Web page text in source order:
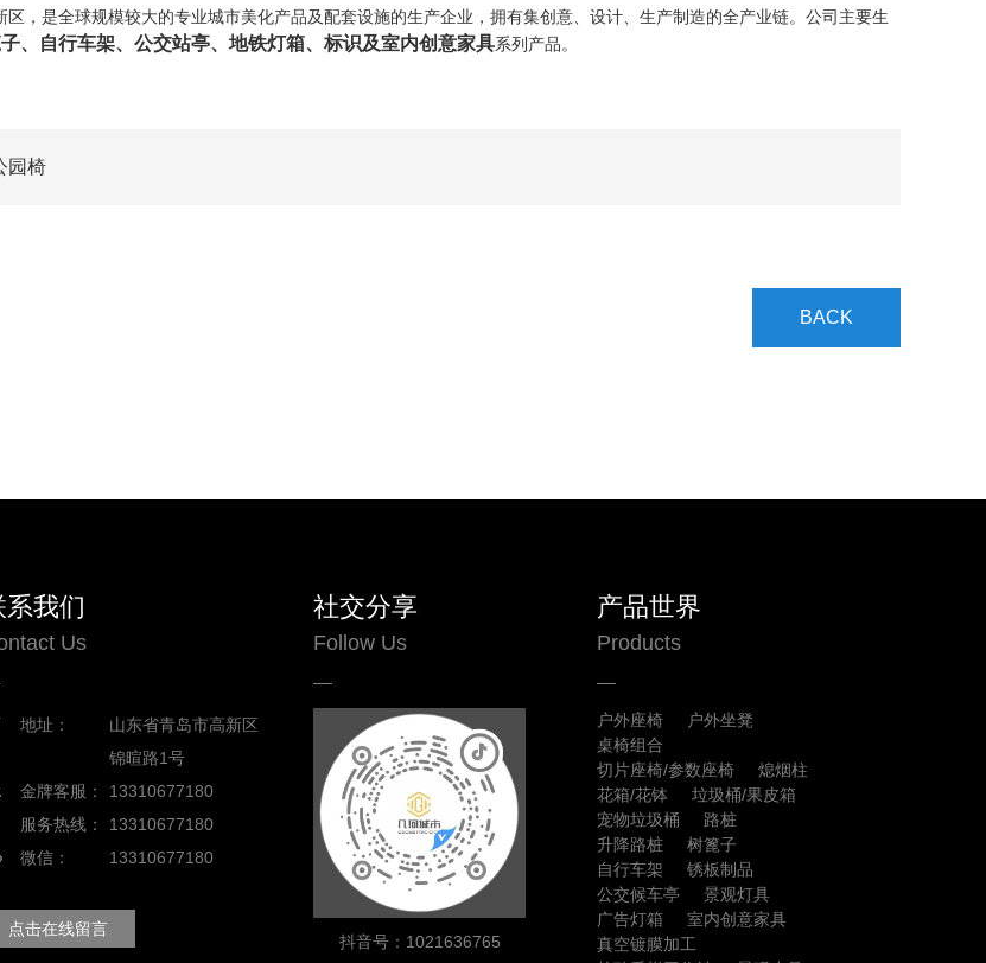
，是全球规模较大的专业城市美化产品及配套设施的生产企业，拥有集创意、设计、生产制造的全产业链。公司主要生
、自行车架、公交站亭、地铁灯箱、标识及室内创意家具系列产品。
园椅
BACK
系我们
Us
地址：
山东省青岛市高新区
锦暄路1号
金牌客服：
13310677180
服务热线：
13310677180
微信：
13310677180
点击在线留言
社交分享
Follow Us
抖音号：1021636765
产品世界
Products
户外座椅
户外坐凳
桌椅组合
切片座椅/参数座椅
熄烟柱
花箱/花钵
垃圾桶/果皮箱
宠物垃圾桶
路桩
升降路桩
树篦子
自行车架
锈板制品
公交候车亭
景观灯具
广告灯箱
室内创意家具
真空镀膜加工